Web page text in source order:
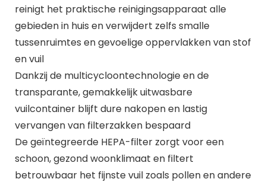
reinigt het praktische reinigingsapparaat alle
gebieden in huis en verwijdert zelfs smalle
tussenruimtes en gevoelige oppervlakken van stof
en vuil
Dankzij de multicycloontechnologie en de
transparante, gemakkelijk uitwasbare
vuilcontainer blijft dure nakopen en lastig
vervangen van filterzakken bespaard
De geïntegreerde HEPA-filter zorgt voor een
schoon, gezond woonklimaat en filtert
betrouwbaar het fijnste vuil zoals pollen en andere